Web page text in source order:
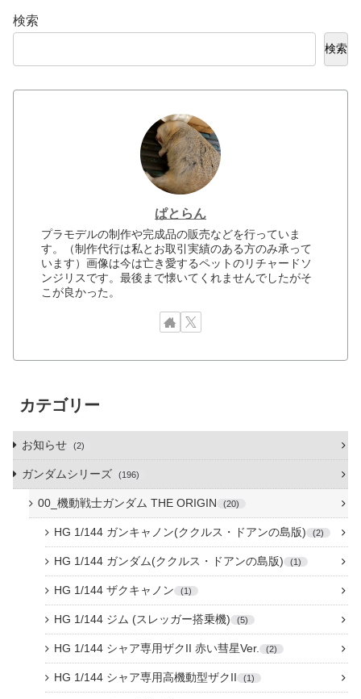
検索
検索
ぱとらん
プラモデルの制作や完成品の販売などを行っていま
す。（制作代行は私とお取引実績のある方のみ承って
います）画像は今は亡き愛するペットのリチャードソ
ンジリスです。最後まで懐いてくれませんでしたがそ
こが良かった。
カテゴリー
お知らせ 2
ガンダムシリーズ 196
00_機動戦士ガンダム THE ORIGIN 20
HG 1/144 ガンキャノン(ククルス・ドアンの島版) 2
HG 1/144 ガンダム(ククルス・ドアンの島版) 1
HG 1/144 ザクキャノン 1
HG 1/144 ジム (スレッガー搭乗機) 5
HG 1/144 シャア専用ザクII 赤い彗星Ver. 2
HG 1/144 シャア専用高機動型ザクII 1